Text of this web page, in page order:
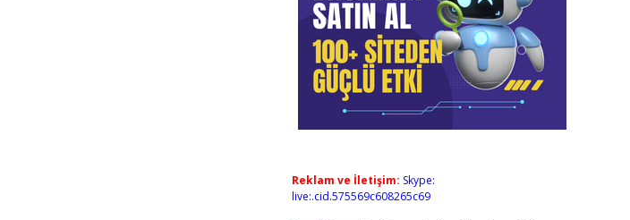
Reklam ve İletişim: Skype:
live:.cid.575569c608265c69